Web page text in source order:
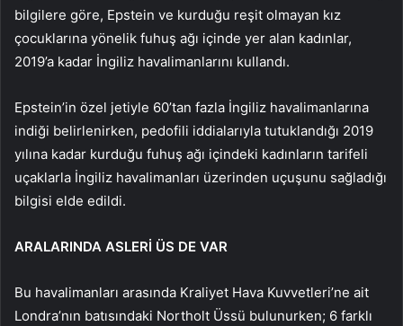
bilgilere göre, Epstein ve kurduğu reşit olmayan kız
çocuklarına yönelik fuhuş ağı içinde yer alan kadınlar,
2019’a kadar İngiliz havalimanlarını kullandı.
Epstein’in özel jetiyle 60’tan fazla İngiliz havalimanlarına
indiği belirlenirken, pedofili iddialarıyla tutuklandığı 2019
yılına kadar kurduğu fuhuş ağı içindeki kadınların tarifeli
uçaklarla İngiliz havalimanları üzerinden uçuşunu sağladığı
bilgisi elde edildi.
ARALARINDA ASLERİ ÜS DE VAR
Bu havalimanları arasında Kraliyet Hava Kuvvetleri’ne ait
Londra’nın batısındaki Northolt Üssü bulunurken; 6 farklı